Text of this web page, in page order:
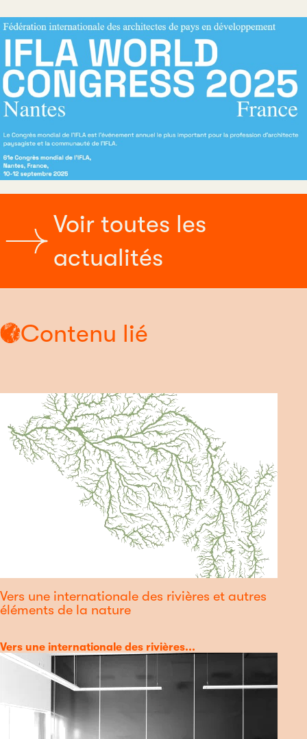
Voir toutes les
actualités
Contenu lié
Vers une internationale des rivières et autres
éléments de la nature
Catégorie
Vers une internationale des rivières...